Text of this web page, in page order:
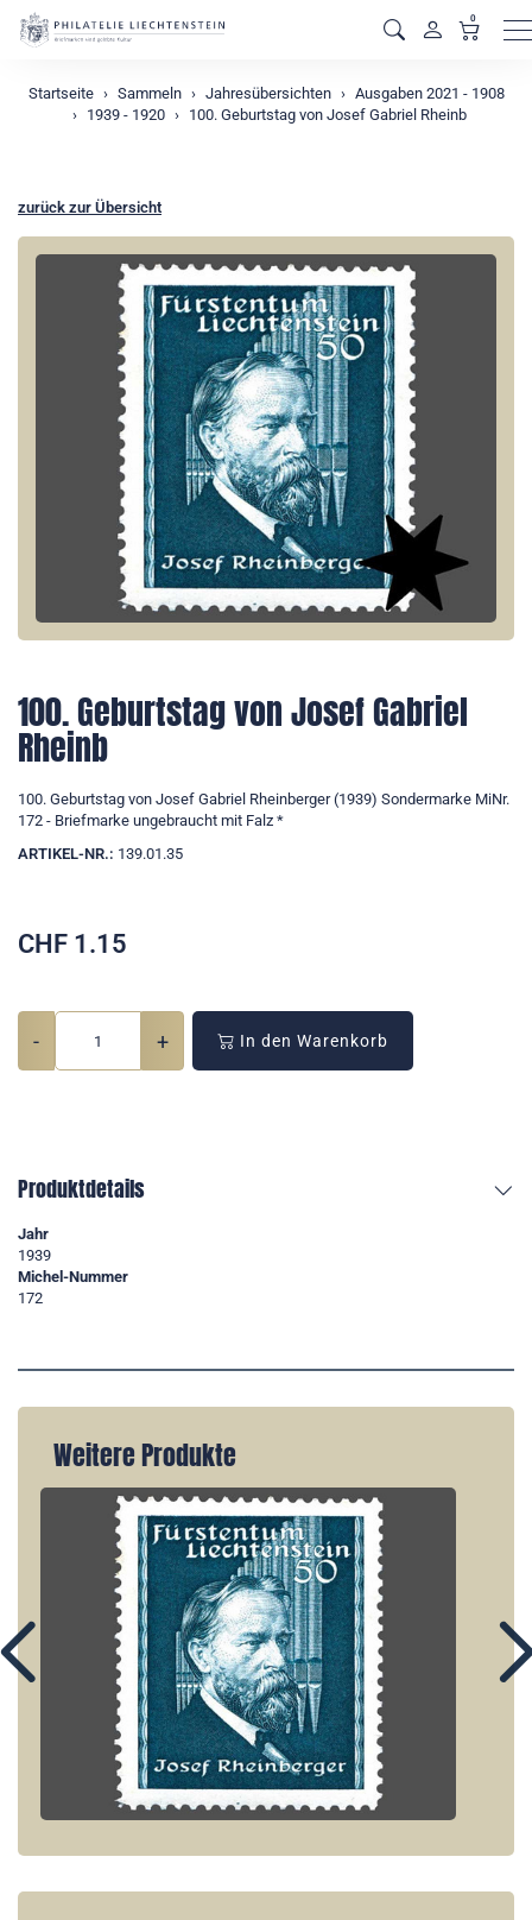
0
Startseite Sammeln Jahresübersichten
Ausgaben 2021 - 1908
1939 - 1920
100. Geburtstag von Josef Gabriel Rheinb
zurück zur Übersicht
100. Geburtstag von Josef Gabriel
Rheinb
100. Geburtstag von Josef Gabriel Rheinberger (1939) Sondermarke MiNr.
172 - Briefmarke ungebraucht mit Falz *
ARTIKEL-NR.: 139.01.35
CHF 1.15
- + In den Warenkorb
Produktdetails
Jahr
1939
Michel-Nummer
172
Weitere Produkte